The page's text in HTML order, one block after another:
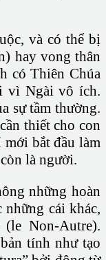
và có thể bị
hay vong thân
có Thiên Chúa
vì Ngài vô ích.
sự tầm thường.
thiết cho con
bắt đầu làm
là người.
những hoàn
những cái khác,
Non-Autre).
tính như tạo